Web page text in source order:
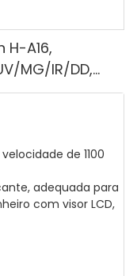
A16,
MG/IR/DD,
euros por